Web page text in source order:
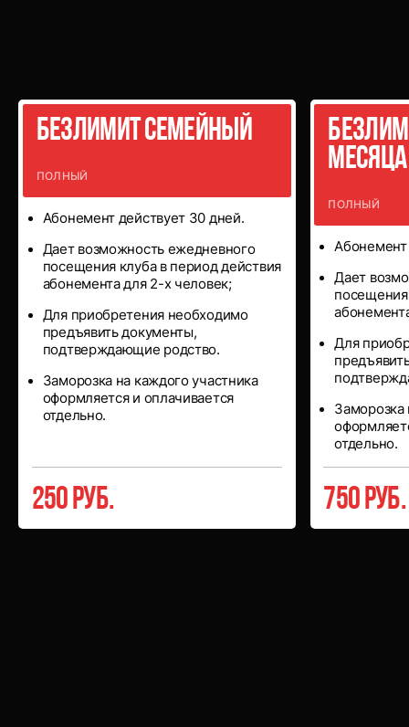
абонементы
Безлимит семейный
ПОЛНЫЙ
Абонемент действует 30 дней.
Дает возможность ежедневного
посещения клуба в период действия
абонемента для 2-х человек;
Для приобретения необходимо
предъявить документы,
подтверждающие родство.
Заморозка на каждого участника
оформляется и оплачивается
отдельно.
250 руб.
месяца
ПОЛНЫЙ
Абонемент
Дает
посещения
Для
Заморозка
отдельно.
750 руб.